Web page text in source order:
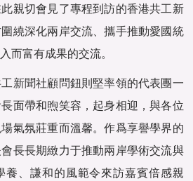
親切會見了專程到訪的香港共工新
繞深化兩岸交流、攜手推動愛國統
而富有成果的交流。
新聞社顧問鈕則堅率領的代表團一
面帶和煦笑容，起身相迎，與各位
氣氛莊重而溫馨。作爲享譽學界的
長長期緻力于推動兩岸學術交流與
養、謙和的風範令來訪嘉賓倍感親